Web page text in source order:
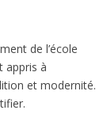
de l’école
appris à
et modernité.